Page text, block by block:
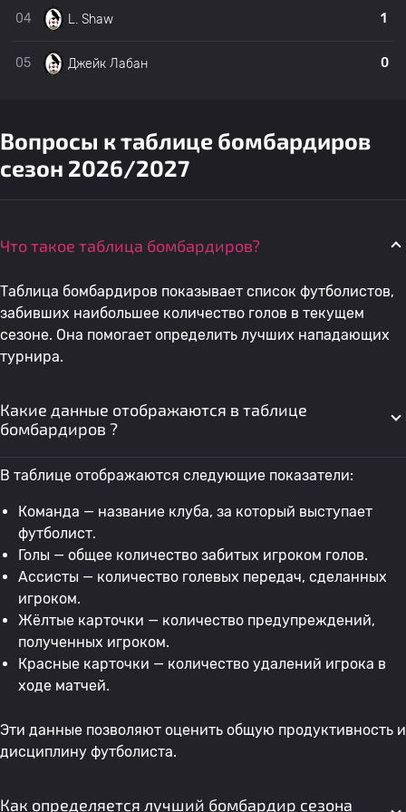
19 Энди Танодж 0
Стив Тауэрс
21 Тимоти Берридж Коулвилл Таун
23 Ронни Морли Коулвилл Таун
Уэсли Йорк
04 L. Shaw 1
05 Джейк Лабан 0
Вопросы к таблице бомбардиров
сезон 2026/2027
Что такое таблица бомбардиров?
Таблица бомбардиров показывает список футболистов,
забивших наибольшее количество голов в текущем
сезоне. Она помогает определить лучших нападающих
турнира.
Какие данные отображаются в таблице
бомбардиров ?
В таблице отображаются следующие показатели:
Команда — название клуба, за который выступает
футболист.
Голы — общее количество забитых игроком голов.
Ассисты — количество голевых передач, сделанных
игроком.
Жёлтые карточки — количество предупреждений,
полученных игроком.
Красные карточки — количество удалений игрока в
ходе матчей.
Эти данные позволяют оценить общую продуктивность и
дисциплину футболиста.
Как определяется лучший бомбардир сезона